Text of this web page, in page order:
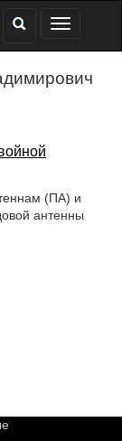
(ПА) и
антенны